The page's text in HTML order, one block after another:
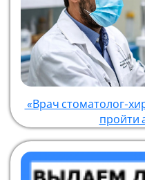
«Врач стоматолог-
пройти